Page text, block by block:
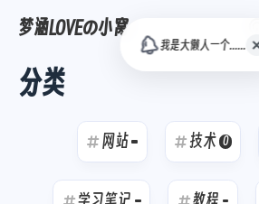
梦涵LOVEの小窝
分类
网站 技术
我是大懒人一个......